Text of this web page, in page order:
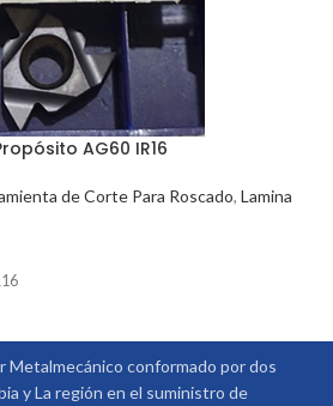
AG60 IR16
de Corte Para Roscado, Lamina
Metalmecánico conformado por dos
y La región en el suministro de